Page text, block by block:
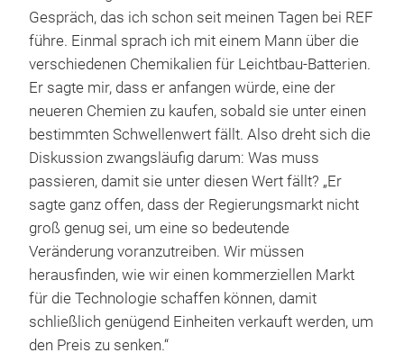
Gespräch, das ich schon seit meinen Tagen bei REF
führe. Einmal sprach ich mit einem Mann über die
verschiedenen Chemikalien für Leichtbau-Batterien.
Er sagte mir, dass er anfangen würde, eine der
neueren Chemien zu kaufen, sobald sie unter einen
bestimmten Schwellenwert fällt. Also dreht sich die
Diskussion zwangsläufig darum: Was muss
passieren, damit sie unter diesen Wert fällt? „Er
sagte ganz offen, dass der Regierungsmarkt nicht
groß genug sei, um eine so bedeutende
Veränderung voranzutreiben. Wir müssen
herausfinden, wie wir einen kommerziellen Markt
für die Technologie schaffen können, damit
schließlich genügend Einheiten verkauft werden, um
den Preis zu senken.“